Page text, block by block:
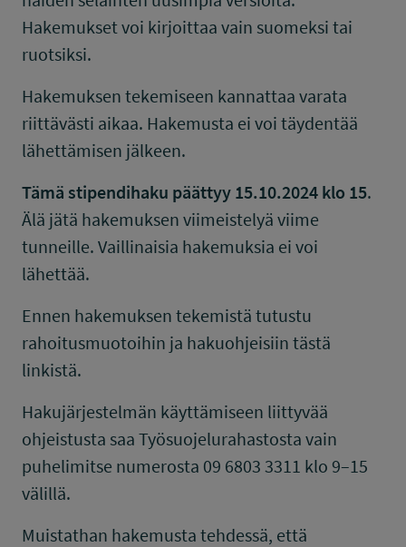
Hakemukset voi kirjoittaa vain suomeksi tai
ruotsiksi.
Hakemuksen tekemiseen kannattaa varata
riittävästi aikaa. Hakemusta ei voi täydentää
lähettämisen jälkeen.
Tämä stipendihaku päättyy 15.10.2024 klo 15.
Älä jätä hakemuksen viimeistelyä viime
tunneille. Vaillinaisia hakemuksia ei voi
lähettää.
Ennen hakemuksen tekemistä tutustu
rahoitusmuotoihin ja hakuohjeisiin tästä
linkistä.
Hakujärjestelmän käyttämiseen liittyvää
ohjeistusta saa Työsuojelurahastosta vain
puhelimitse numerosta 09 6803 3311 klo 9–15
välillä.
Muistathan hakemusta tehdessä, että